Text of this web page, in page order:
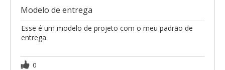
Modelo de entrega
Esse é um modelo de projeto com o meu padrão de
entrega.
0